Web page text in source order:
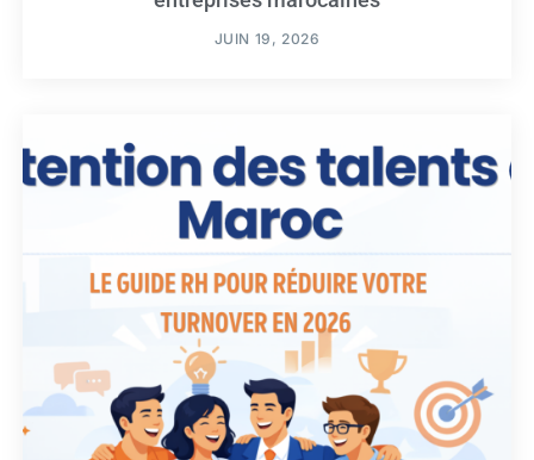
JUIN 19, 2026